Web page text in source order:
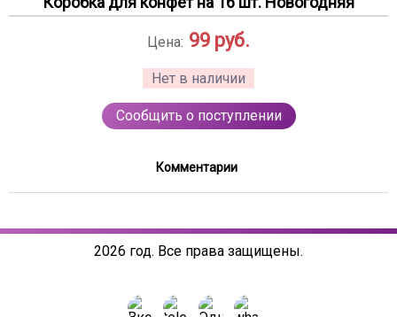
Нет в наличии
Цена: 99 руб.
Сообщить о поступлении
Комментарии
2026 год. Все права защищены.